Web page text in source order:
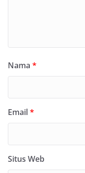
Nama *
Email*
Situs Web